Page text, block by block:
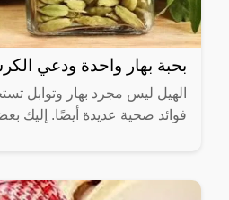
بحبة بهار واحدة ودعي
الهيل ليس مجرد بهار وتوابل
فوائد صحية عديدة أيضًا. إليك